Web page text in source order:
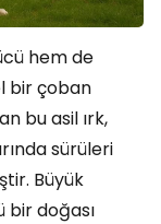
hem de
bir çoban
bu asil ırk,
sürüleri
Büyük
doğası